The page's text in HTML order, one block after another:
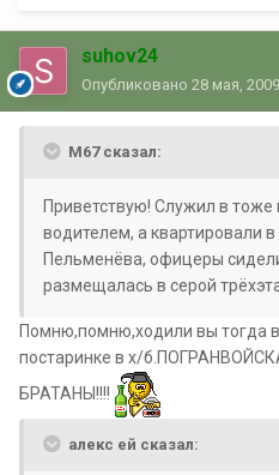
suhov24
Опубликовано 28 мая, 2009
М67 сказал:
Приветствую! Служил в
водителем, а квартировали
Пельменёва, офицеры
размещалась в серой
Помню,помню,ходили вы тогда
постаринке в х/
БРАТАНЫ!!!!
алекс ей сказал: